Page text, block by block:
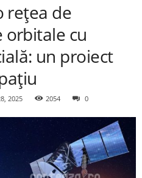
rețea de
cu
un proiect
2025 2054 0